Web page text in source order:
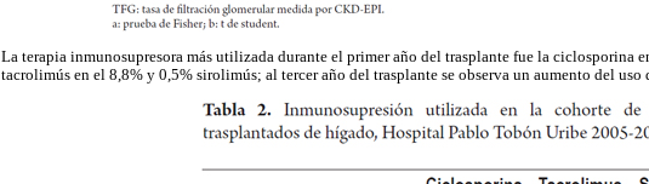
La terapia inmunosupresora más utilizada durante el primer año del trasplante fue la ciclosporina
tacrolimús en el 8,8% y 0,5% sirolimús; al tercer año del trasplante se observa un aumento del uso